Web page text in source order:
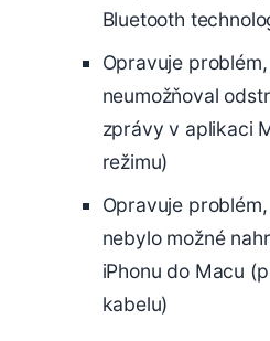
Bluetooth
Opravuje
neumožňoval
zprávy v aplikaci
režimu)
Opravuje
nebylo možné
iPhonu do Macu
kabelu)